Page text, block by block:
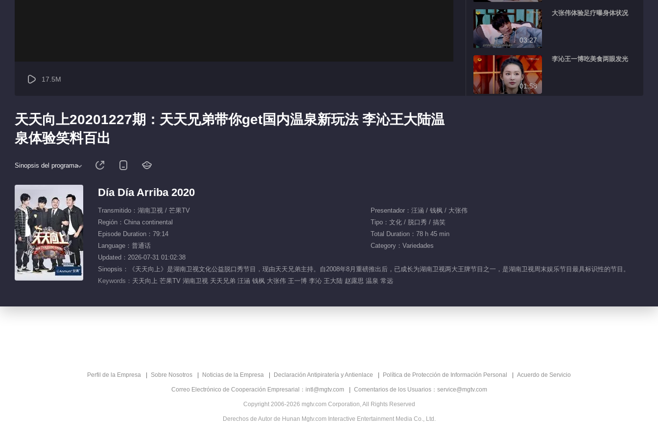
03:27
大张伟体验足疗曝身体状况
01:58
李沁王一博吃美食两眼发光
03:02
17.5M
天天向上20201227期：天天兄弟带你get国内温泉新玩法 李沁王大陆温
泉体验笑料百出
Sinopsis del programa
Día Día Arriba 2020
Transmitido：湖南卫视 / 芒果TV
Presentador：汪涵 / 钱枫 / 大张伟
Región：China continental
Tipo：文化 / 脱口秀 / 搞笑
Episode Duration：79:14
Total Duration：78 h 45 min
Language：普通话
Category：Variedades
Updated：2026-07-31 01:02:38
Sinopsis：《天天向上》是湖南卫视文化公益脱口秀节目，现由天天兄弟主持。自2008年8月重磅推出后，已成长为湖南卫视两大王牌节目之一，是湖南卫视周末娱乐节目最具标识性的节目。
Keywords： 天天向上 芒果TV 湖南卫视 天天兄弟 汪涵 钱枫 大张伟 王一博 李沁 王大陆 赵露思 温泉 常远
Perfil de la Empresa Sobre Nosotros Noticias de la Empresa Declaración Antipiratería y Antienlace Política de Protección de Información Personal Acuerdo de Servicio
Correo Electrónico de Cooperación Empresarial：intl@mgtv.com Comentarios de los Usuarios：service@mgtv.com
Copyright 2006-2026 mgtv.com Corporation, All Rights Reserved
Derechos de Autor de Hunan Mgtv.com Interactive Entertainment Media Co., Ltd.